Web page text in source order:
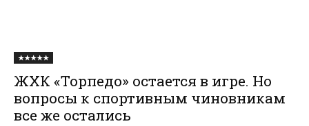
★★★★★
ЖХК «Торпедо» остается в игре. Но
вопросы к спортивным чиновникам
все же остались